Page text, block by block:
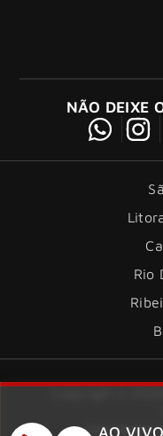
NÃO DEIXE
Rio
SiteAO